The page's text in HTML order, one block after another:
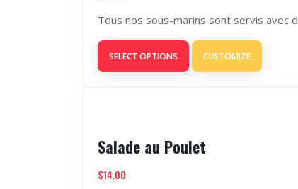
Tous nos sous-marins sont servis avec
SELECT OPTIONS CUSTOMIZE
Salade au Poulet
$14.00